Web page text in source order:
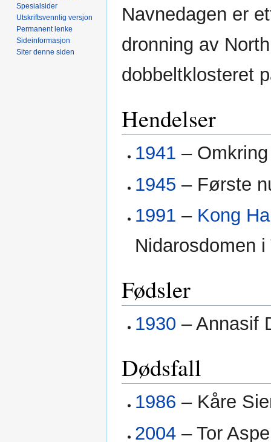
Navnedagen er
dronning av
dobbeltklosteret
Hendelser
1941 –
1945 – Første
1991 – Kong
Nidarosdomen i
Fødsler
1930 – Annasif
Dødsfall
1986 – Kåre
2004 – Tor
Spesialsider
Utskriftsvennlig versjon
Permanent lenke
Sideinformasjon
Siter denne siden